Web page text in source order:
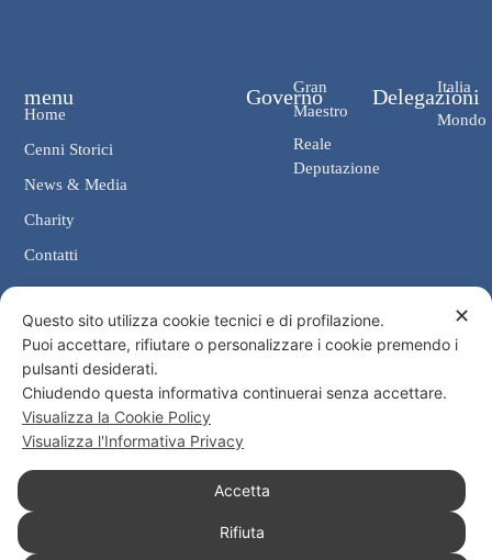
Governo
Gran
Maestro
Reale
Deputazione
Delegazioni
Italia
Mondo
menu
Home
Cenni Storici
News & Media
Charity
Contatti
Contatti
Cancelleria: Via Giosuè Carducci, 4 00187 Roma
eMail: cancelleria@ordine-costantiniano.it
Tel. +39 06 47.41.190 +39 06 48.19.401
Social
✕
Questo sito utilizza cookie tecnici e di profilazione.
Puoi accettare, rifiutare o personalizzare i cookie premendo i
pulsanti desiderati.
Chiudendo questa informativa continuerai senza accettare.
Visualizza la Cookie Policy
Visualizza l'Informativa Privacy
Accetta
Rifiuta